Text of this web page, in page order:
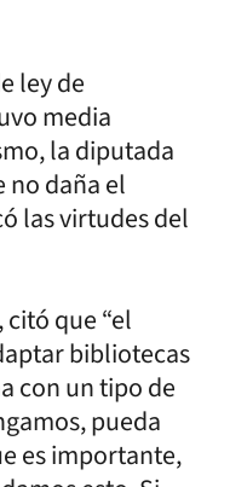
ley de
media
la diputada
no daña el
las virtudes del
que “el
bibliotecas
con un tipo de
pueda
es importante,